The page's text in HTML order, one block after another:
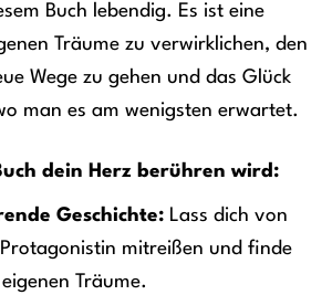
Buch lebendig. Es ist eine
Träume zu verwirklichen, den
Wege zu gehen und das Glück
man es am wenigsten erwartet.
dein Herz berühren wird:
Geschichte:Lass dich von
mitreißen und finde
Träume.